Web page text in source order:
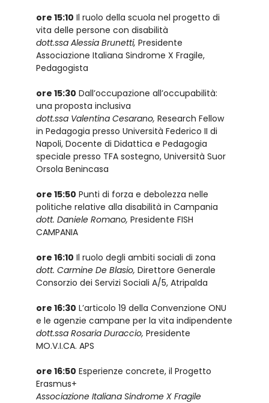
ore 15:10 Il ruolo della scuola nel progetto di
vita delle persone con disabilità
dott.ssa Alessia Brunetti, Presidente
Associazione Italiana Sindrome X Fragile,
Pedagogista
ore 15:30 Dall’occupazione all’occupabilità:
una proposta inclusiva
dott.ssa Valentina Cesarano, Research Fellow
in Pedagogia presso Università Federico II di
Napoli, Docente di Didattica e Pedagogia
speciale presso TFA sostegno, Università Suor
Orsola Benincasa
ore 15:50 Punti di forza e debolezza nelle
politiche relative alla disabilità in Campania
dott. Daniele Romano, Presidente FISH
CAMPANIA
ore 16:10 Il ruolo degli ambiti sociali di zona
dott. Carmine De Blasio, Direttore Generale
Consorzio dei Servizi Sociali A/5, Atripalda
ore 16:30 L’articolo 19 della Convenzione ONU
e le agenzie campane per la vita indipendente
dott.ssa Rosaria Duraccio, Presidente
MO.V.I.CA. APS
ore 16:50 Esperienze concrete, il Progetto
Erasmus+
Associazione Italiana Sindrome X Fragile